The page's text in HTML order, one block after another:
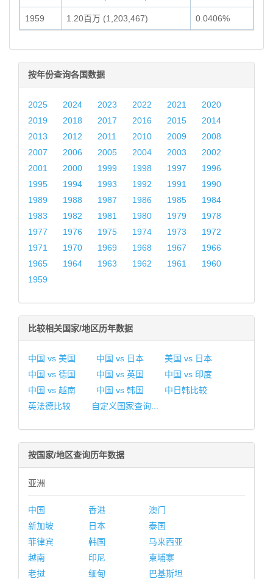
1959 1.20百万 (1,203,467) 0.0406%
按年份查询各国数据
2025 2024 2023 2022 2021
2020
2019
2018 2017 2016 2015
2014
2013
2012 2011 2010 2009
2008
2007
2006 2005 2004 2003
2002
2001
2000 1999 1998 1997
1996
1995
1994 1993 1992 1991
1990
1989
1988 1987 1986 1985
1984
1983
1982 1981 1980 1979
1978
1977
1976 1975 1974 1973
1972
1971
1970 1969 1968 1967
1966
1965
1964 1963 1962 1961
1960
1959
比较相关国家/地区历年数据
中国 vs 美国 中国 vs 日本
美国 vs 日本
中国 vs 德国
中国 vs 英国
中国 vs 印度
中国 vs 越南
中国 vs 韩国
中日韩比较
英法德比较
自定义国家查询...
按国家/地区查询历年数据
亚洲
中国 香港
澳门
新加坡
日本
泰国
菲律宾
韩国
马来西亚
越南
印尼
柬埔寨
老挝
缅甸
巴基斯坦